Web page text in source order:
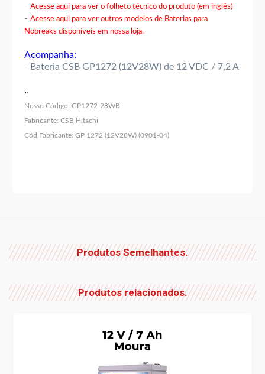
- Acesse aqui para ver o folheto técnico do produto (em inglês)
- Acesse aqui para ver outros modelos de Baterias para
Nobreaks disponíveis em nossa loja.
Acompanha:
- Bateria CSB GP1272 (12V28W) de 12 VDC / 7,2 A
..
Nosso Código: GP1272-28WB
Fabricante: CSB Hitachi
Cód Fabricante: GP 1272 (12V28W) (0901-04)
Produtos Semelhantes.
Produtos relacionados.